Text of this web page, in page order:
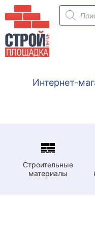
Перейти
содержимому
Поиск
товаров
Интернет-
Строительные
материалы